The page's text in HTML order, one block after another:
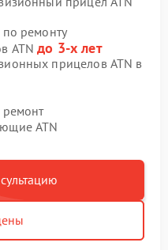
ремонту
ATNдо 3-х лет
прицелов ATN в
ATN